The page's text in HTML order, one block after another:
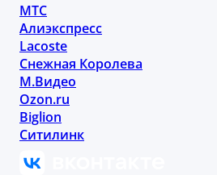
МТС
Алиэкспресс
Lacoste
Снежная Королева
М.Видео
Ozon.ru
Biglion
Ситилинк